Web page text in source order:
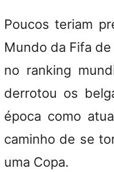
Poucos teriam
Mundo da Fifa
no ranking
derrotou os
época como
caminho de se
uma Copa.